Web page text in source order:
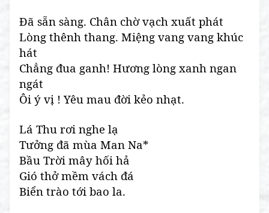
Đã sẵn sàng. Chân chờ vạch xuất phát
Lòng thênh thang. Miệng vang vang khúc
hát
Chẳng đua ganh! Hương lòng xanh ngan
ngát
Ôi ý vị ! Yêu mau đời kẻo nhạt.
Lá Thu rơi nghe lạ
Tưởng đã mùa Man Na*
Bầu Trời mây hối hả
Gió thở mềm vách đá
Biển trào tới bao la.